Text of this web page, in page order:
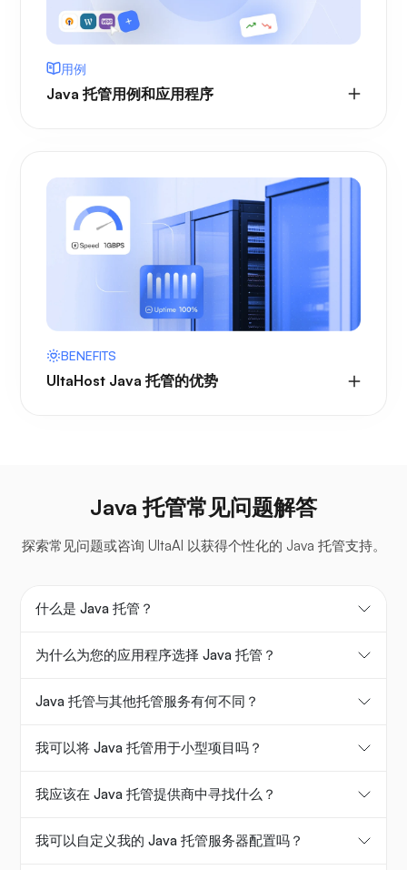
用例
Java 托管用例和应用程序
BENEFITS
UltaHost Java 托管的优势
Java 托管常见问题解答
探索常见问题或咨询 UltaAI 以获得个性化的 Java 托管支持。
什么是 Java 托管？
为什么为您的应用程序选择 Java 托管？
Java 托管与其他托管服务有何不同？
我可以将 Java 托管用于小型项目吗？
我应该在 Java 托管提供商中寻找什么？
我可以自定义我的 Java 托管服务器配置吗？